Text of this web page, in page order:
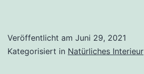
Veröffentlicht am Juni 29, 2021
Kategorisiert in Natürliches Interieur